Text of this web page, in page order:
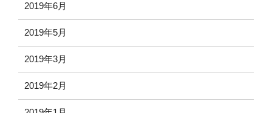
2019年6月
2019年5月
2019年3月
2019年2月